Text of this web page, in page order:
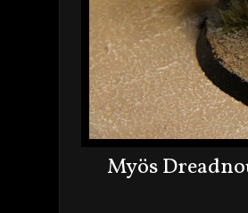
Myös